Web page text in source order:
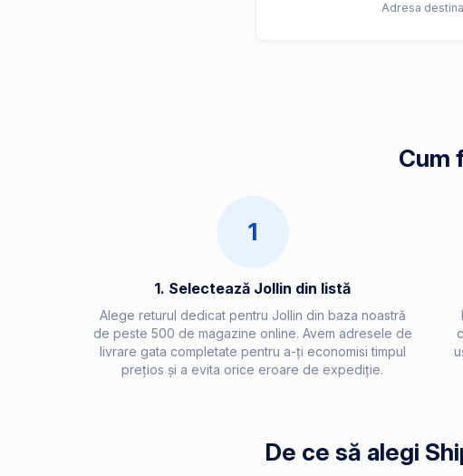
Adresa
Cum
1
1. Selectează Jollin din listă
Alege returul dedicat pentru Jollin din baza noastră
de peste 500 de magazine online. Avem adresele de
livrare gata completate pentru a-ți economisi timpul
prețios și a evita orice eroare de expediție.
De ce să alegi